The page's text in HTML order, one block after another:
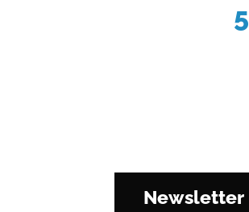
5
Newsletter